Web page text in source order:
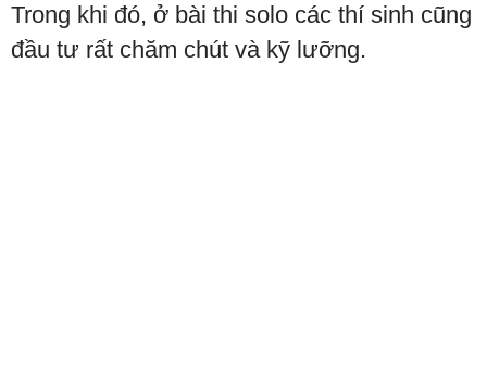
Trong khi đó, ở bài thi solo các thí sinh cũng
đầu tư rất chăm chút và kỹ lưỡng.